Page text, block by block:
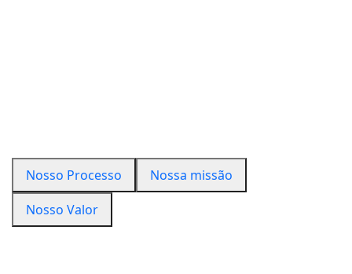
Nosso Processo
Nossa missão
Nosso Valor